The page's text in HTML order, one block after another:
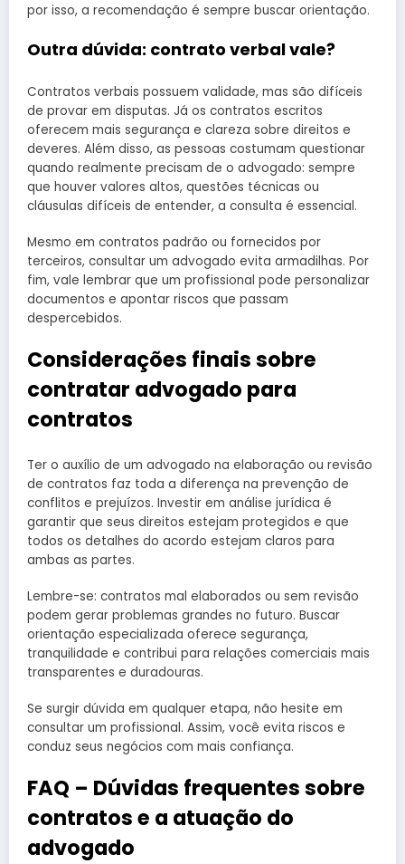
por isso, a recomendação é sempre buscar orientação.
Outra dúvida: contrato verbal vale?
Contratos verbais possuem validade, mas são difíceis
de provar em disputas. Já os contratos escritos
oferecem mais segurança e clareza sobre direitos e
deveres. Além disso, as pessoas costumam questionar
quando realmente precisam de o advogado: sempre
que houver valores altos, questões técnicas ou
cláusulas difíceis de entender, a consulta é essencial.
Mesmo em contratos padrão ou fornecidos por
terceiros, consultar um advogado evita armadilhas. Por
fim, vale lembrar que um profissional pode personalizar
documentos e apontar riscos que passam
despercebidos.
Considerações finais sobre
contratar advogado para
contratos
Ter o auxílio de um advogado na elaboração ou revisão
de contratos faz toda a diferença na prevenção de
conflitos e prejuízos. Investir em análise jurídica é
garantir que seus direitos estejam protegidos e que
todos os detalhes do acordo estejam claros para
ambas as partes.
Lembre-se: contratos mal elaborados ou sem revisão
podem gerar problemas grandes no futuro. Buscar
orientação especializada oferece segurança,
tranquilidade e contribui para relações comerciais mais
transparentes e duradouras.
Se surgir dúvida em qualquer etapa, não hesite em
consultar um profissional. Assim, você evita riscos e
conduz seus negócios com mais confiança.
FAQ – Dúvidas frequentes sobre
contratos e a atuação do
advogado